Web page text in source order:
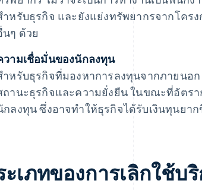
าหรับธุรกิจ และยังแย่งทรัพยากรจากโคร
นๆ ด้วย
วามเชื่อมั่นของนักลงทุน
าหรับธุรกิจที่มองหาการลงทุนจากภายนอก
ถานะธุรกิจและความยั่งยืน ในขณะที่อัตร
กลงทุน ซึ่งอาจทำให้ธุรกิจได้รับเงินทุนยา
เภทของการเลิกใช้บ